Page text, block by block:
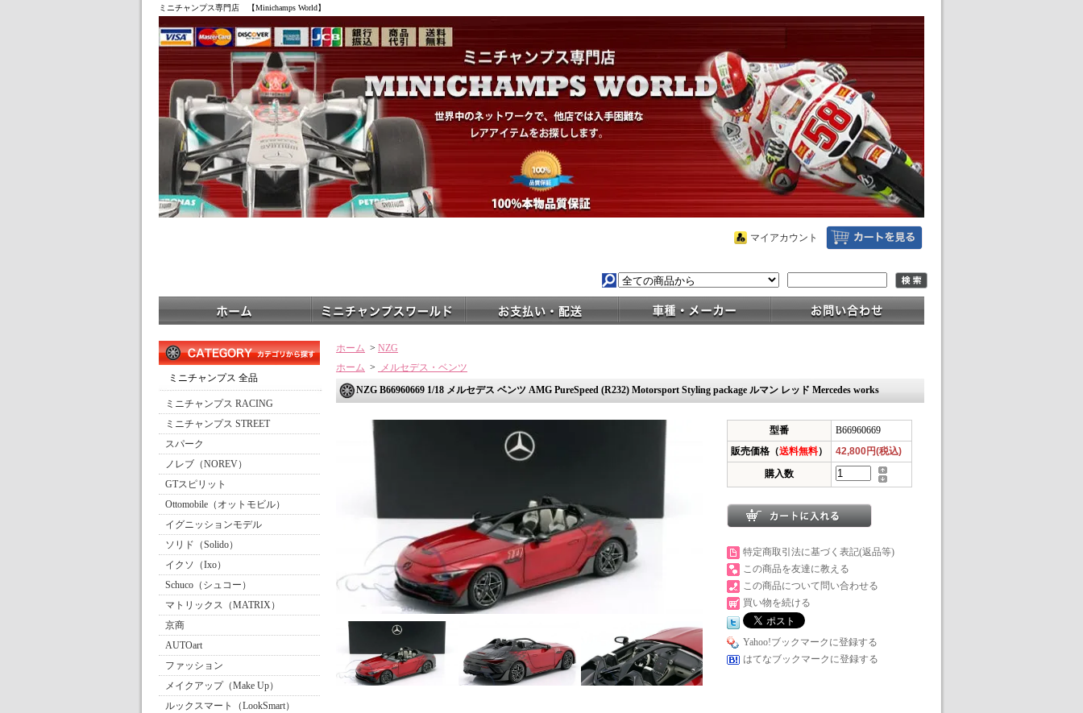
ミニチャンプス専門店 【Minichamps World】
マイアカウント
ミニチャンプス 全品
ミニチャンプス RACING
ミニチャンプス STREET
スパーク
ノレブ（NOREV）
GTスピリット
Ottomobile（オットモビル）
イグニッションモデル
ソリド（Solido）
イクソ（Ixo）
Schuco（シュコー）
マトリックス（MATRIX）
京商
AUTOart
ファッション
メイクアップ（Make Up）
ルックスマート（LookSmart）
ホーム > NZG
ホーム >
メルセデス・ベンツ
NZG B66960669 1/18 メルセデス ベンツ AMG PureSpeed (R232) Motorsport Styling package ルマン レッド Mercedes works
型番
B66960669
販売価格（送料無料）
42,800円(税込)
購入数
特定商取引法に基づく表記(返品等)
この商品を友達に教える
この商品について問い合わせる
買い物を続ける
Yahoo!ブックマークに登録する
はてなブックマークに登録する